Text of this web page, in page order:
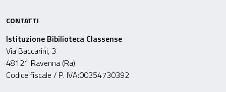
CONTATTI
Istituzione Bibilioteca Classense
Via Baccarini, 3
48121 Ravenna (Ra)
Codice fiscale / P. IVA:00354730392